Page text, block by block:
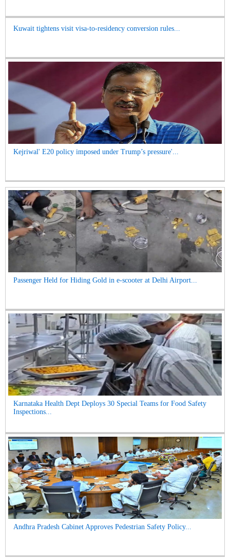
Kuwait tightens visit visa-to-residency conversion rules...
Kejriwal' E20 policy imposed under Trump’s pressure'...
Passenger Held for Hiding Gold in e-scooter at Delhi Airport...
Karnataka Health Dept Deploys 30 Special Teams for Food Safety
Inspections...
Andhra Pradesh Cabinet Approves Pedestrian Safety Policy...